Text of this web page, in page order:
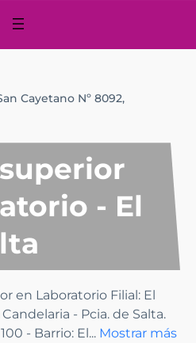
Cayetano Nº 8092,
- El
en Laboratorio Filial: El
- Pcia. de Salta.
- Barrio: El... Mostrar más